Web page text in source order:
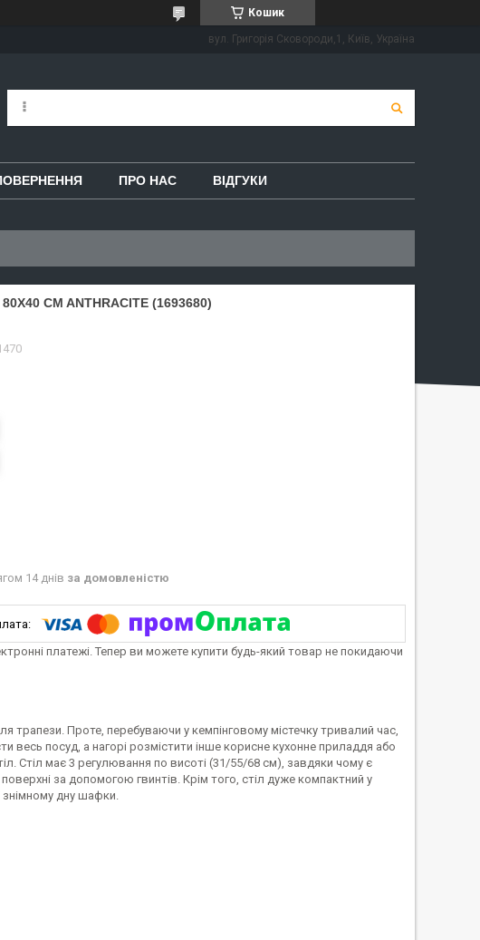
Кошик
вул. Григорія Сковороди,1, Київ, Україна
ПРО НАС ВІДГУКИ
CM ANTHRACITE (1693680)
14 днів за домовленістю
платежі. Тепер ви можете купити будь-який товар не покидаючи
трапези. Проте, перебуваючи у кемпінговому містечку тривалий час,
весь посуд, а нагорі розмістити інше корисне кухонне приладдя або
Стіл має 3 регулювання по висоті (31/55/68 см), завдяки чому є
за допомогою гвинтів. Крім того, стіл дуже компактний у
знімному дну шафки.